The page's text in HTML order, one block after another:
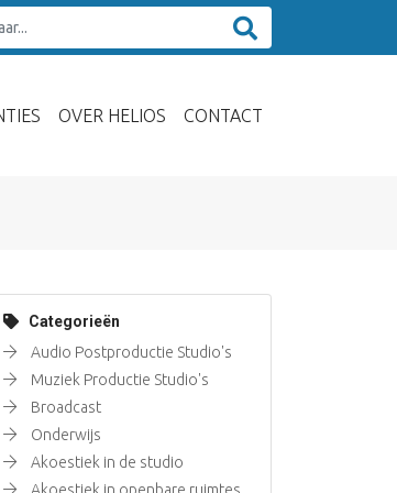
OVER HELIOS CONTACT
Categorieën
Audio Postproductie Studio's
Muziek Productie Studio's
Broadcast
Onderwijs
Akoestiek in de studio